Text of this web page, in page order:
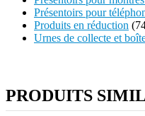
Présentoirs pour
Produits en réduction
Urnes de collecte et
PRODUITS